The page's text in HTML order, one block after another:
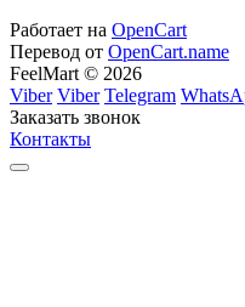
Работает на OpenCart
Перевод от OpenCart.name
FeelMart © 2026
Viber Viber Telegram
Заказать звонок
Контакты